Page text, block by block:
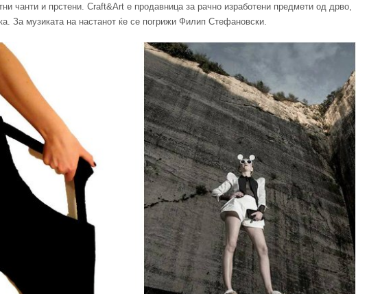
чанти и прстени. Craft&Art е продавница за рачно изработени предмети од дрво,
За музиката на настанот ќе се погрижи Филип Стефановски.